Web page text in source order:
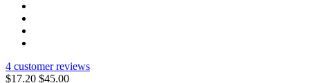
4 customer reviews
$17.20 $45.00